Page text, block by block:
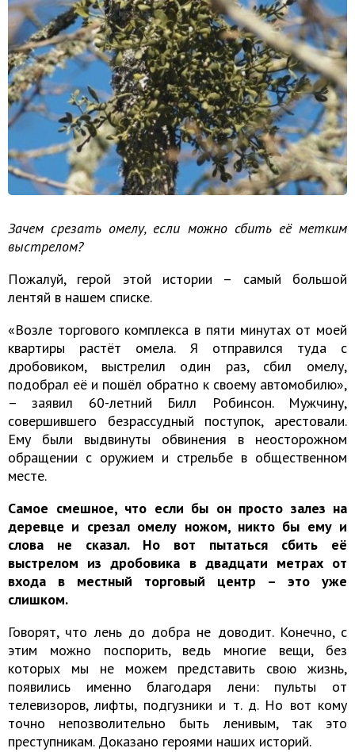
Зачем срезать омелу, если можно сбить её метким
выстрелом?
Пожалуй, герой этой истории – самый большой
лентяй в нашем списке.
«Возле торгового комплекса в пяти минутах от моей
квартиры растёт омела. Я отправился туда с
дробовиком, выстрелил один раз, сбил омелу,
подобрал её и пошёл обратно к своему автомобилю»,
– заявил 60-летний Билл Робинсон. Мужчину,
совершившего безрассудный поступок, арестовали.
Ему были выдвинуты обвинения в неосторожном
обращении с оружием и стрельбе в общественном
месте.
Самое смешное, что если бы он просто залез на
деревце и срезал омелу ножом, никто бы ему и
слова не сказал. Но вот пытаться сбить её
выстрелом из дробовика в двадцати метрах от
входа в местный торговый центр – это уже
слишком.
Говорят, что лень до добра не доводит. Конечно, с
этим можно поспорить, ведь многие вещи, без
которых мы не можем представить свою жизнь,
появились именно благодаря лени: пульты от
телевизоров, лифты, подгузники и т. д. Но вот кому
точно непозволительно быть ленивым, так это
преступникам. Доказано героями наших историй.